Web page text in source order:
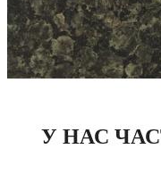
У НАС